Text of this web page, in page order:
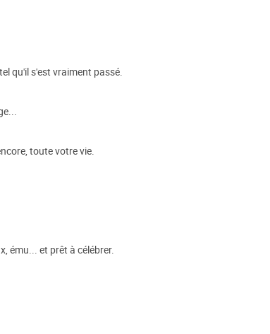
qu'il s'est vraiment passé.
toute votre vie.
ému... et prêt à célébrer.